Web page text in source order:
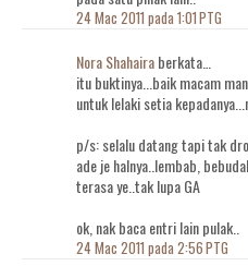
24 Mac 2011 pada 1:01 PTG
Nora Shahairaberkata…
itu buktinya...baik macam
untuk lelaki setia
p/s: selalu datang tapi tak
ade je halnya..lembab,
terasa ye..tak lupa GA
ok, nak baca entri lain pulak..
24 Mac 2011 pada 2:56 PTG